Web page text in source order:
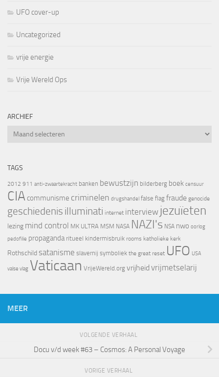
UFO cover-up
Uncategorized
vrije energie
Vrije Wereld Ops
ARCHIEF
Archief
TAGS
2012 911 anti-zwaartekracht banken bewustzijn bilderberg boek censuur
CIA communisme criminelen drugshandel false flag fraude genocide
geschiedenis illuminati internet interview jezuïeten
lezing mind control MK ULTRA MSM NASA NAZI's NSA nwo oorlog
pedofilie propaganda ritueel kindermisbruik rooms katholieke kerk
Rothschild satanisme slavernij symboliek the great reset UFO USA
valse vlag Vaticaan VrijeWereld.org vrijheid vrijmetselarij
MEER
VOLGENDE VERHAAL
Docu v/d week #63 – Cosmos: A Personal Voyage
VORIGE VERHAAL